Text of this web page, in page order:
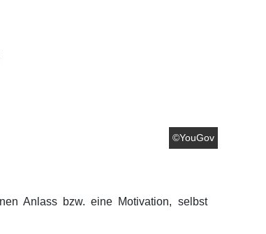
©YouGov
Anlass bzw. eine Motivation, selbst